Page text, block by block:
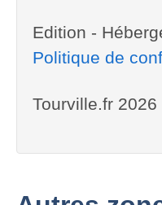
Edition -
Politique de
Tourville.fr 2026